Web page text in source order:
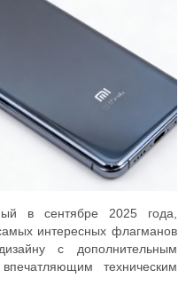
в сентябре 2025 года,
интересных флагманов
с дополнительным
техническим